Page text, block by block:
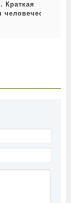
Краткая
человечества